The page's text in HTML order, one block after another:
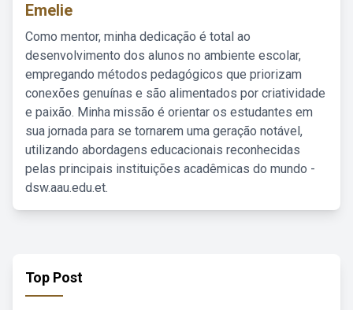
Emelie
Como mentor, minha dedicação é total ao
desenvolvimento dos alunos no ambiente escolar,
empregando métodos pedagógicos que priorizam
conexões genuínas e são alimentados por criatividade
e paixão. Minha missão é orientar os estudantes em
sua jornada para se tornarem uma geração notável,
utilizando abordagens educacionais reconhecidas
pelas principais instituições acadêmicas do mundo -
dsw.aau.edu.et.
Top Post